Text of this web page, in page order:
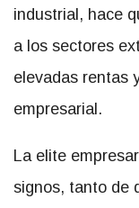
industrial, hace
a los sectores
elevadas rentas
empresarial.
La elite
signos, tanto de